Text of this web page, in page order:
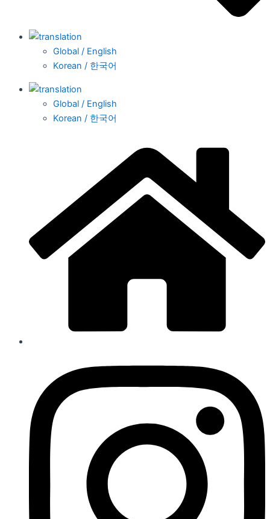
Global / English
Korean / 한국어
Global / English
Korean / 한국어